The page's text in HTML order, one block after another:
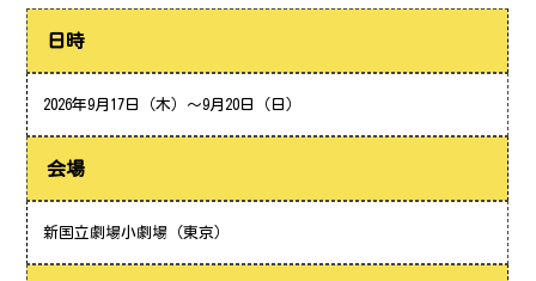
日時
2026年9月17日（木）～9月20日（日）
会場
新国立劇場小劇場（東京）